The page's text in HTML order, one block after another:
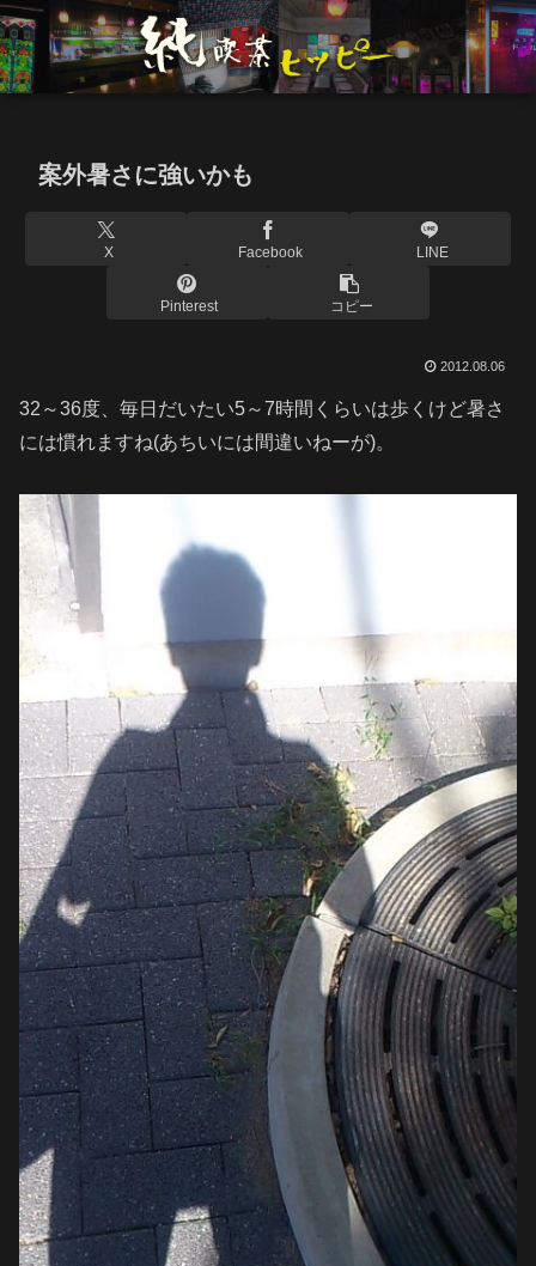
案外暑さに強いかも
X Facebook LINE
Pinterest コピー
2012.08.06
32～36度、毎日だいたい5～7時間くらいは歩くけど暑さ
には慣れますね(あちいには間違いねーが)。